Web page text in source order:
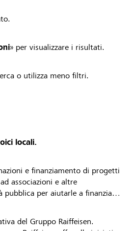
» per visualizzare i risultati.
o utilizza meno filtri.
locali.
e finanziamento di progetti
associazioni e altre
pubblica per aiutarle a finanziare
del Gruppo Raiffeisen.